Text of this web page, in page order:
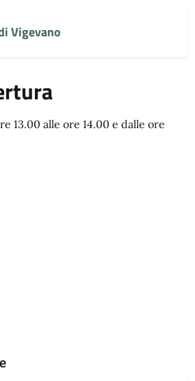
Vigevano
13.00 alle ore 14.00 e dalle ore